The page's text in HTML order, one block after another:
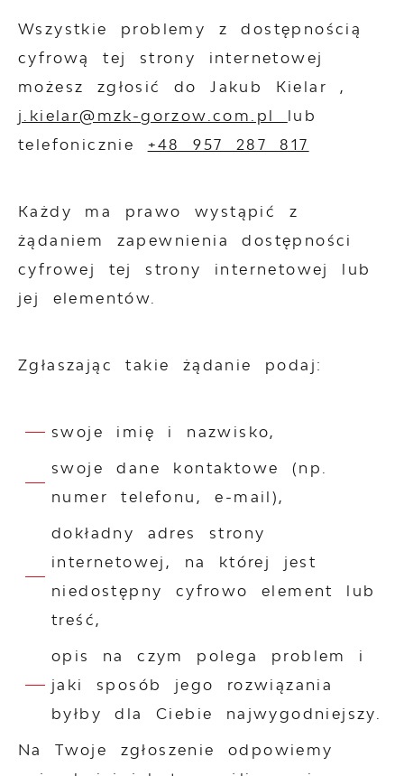
Wszystkie problemy z dostępnością
cyfrową tej strony internetowej
możesz zgłosić doJakub Kielar,
j.kielar@mzk-gorzow.com.pl lub
telefonicznie +48 957 287 817
Każdy ma prawo wystąpić z
żądaniem zapewnienia dostępności
cyfrowej tej strony internetowej lub
jej elementów.
Zgłaszając takie żądanie podaj:
swoje imię i nazwisko,
swoje dane kontaktowe (np.
numer telefonu, e-mail),
dokładny adres strony
internetowej, na której jest
niedostępny cyfrowo element lub
treść,
opis na czym polega problem i
jaki sposób jego rozwiązania
byłby dla Ciebie najwygodniejszy.
Na Twoje zgłoszenie odpowiemy